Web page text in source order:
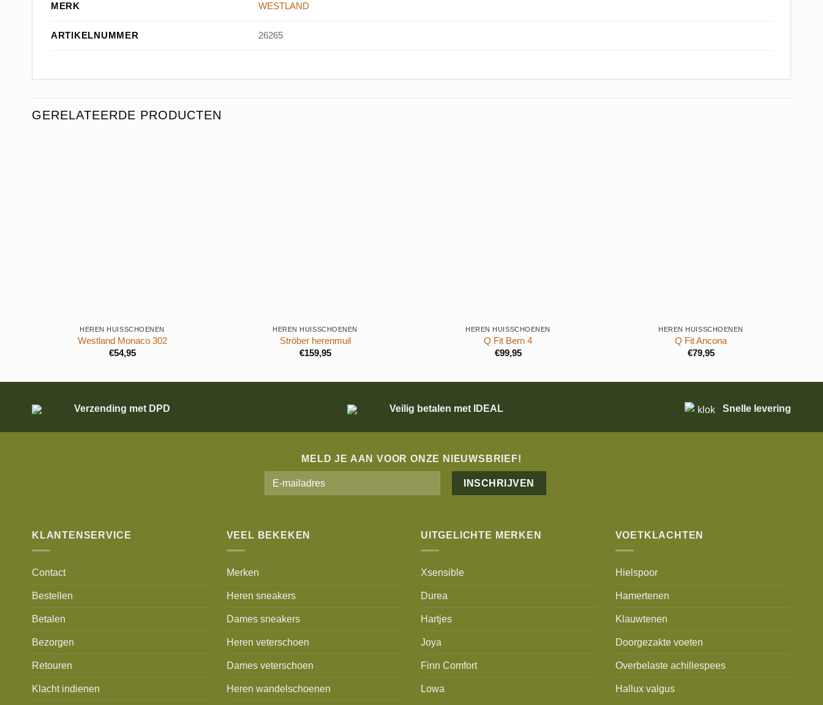
MERK WESTLAND
ARTIKELNUMMER 26265
GERELATEERDE PRODUCTEN
HEREN HUISSCHOENEN
Westland Monaco 302
€54,95
HEREN HUISSCHOENEN
Ströber herenmuil
€159,95
HEREN HUISSCHOENEN
Q Fit Bern 4
€99,95
HEREN HUISSCHOENEN
Q Fit Ancona
€79,95
Verzending met DPD Veilig betalen met IDEAL Snelle levering
MELD JE AAN VOOR ONZE NIEUWSBRIEF!
KLANTENSERVICE
Contact
Bestellen
Betalen
Bezorgen
Retouren
Klacht indienen
VEEL BEKEKEN
Merken
Heren sneakers
Dames sneakers
Heren veterschoen
Dames veterschoen
Heren wandelschoenen
UITGELICHTE MERKEN
Xsensible
Durea
Hartjes
Joya
Finn Comfort
Lowa
VOETKLACHTEN
Hielspoor
Hamertenen
Klauwtenen
Doorgezakte voeten
Overbelaste achillespees
Hallux valgus